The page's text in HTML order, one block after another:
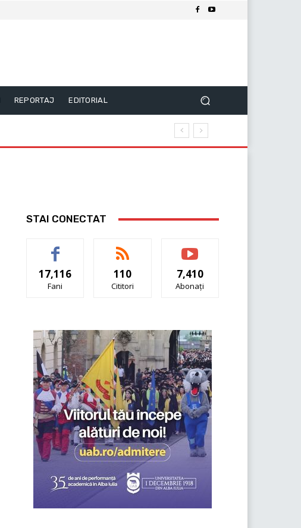
REPORTAJ EDITORIAL
STAI CONECTAT
17,116
Fani
110
Cititori
7,410
Abonați